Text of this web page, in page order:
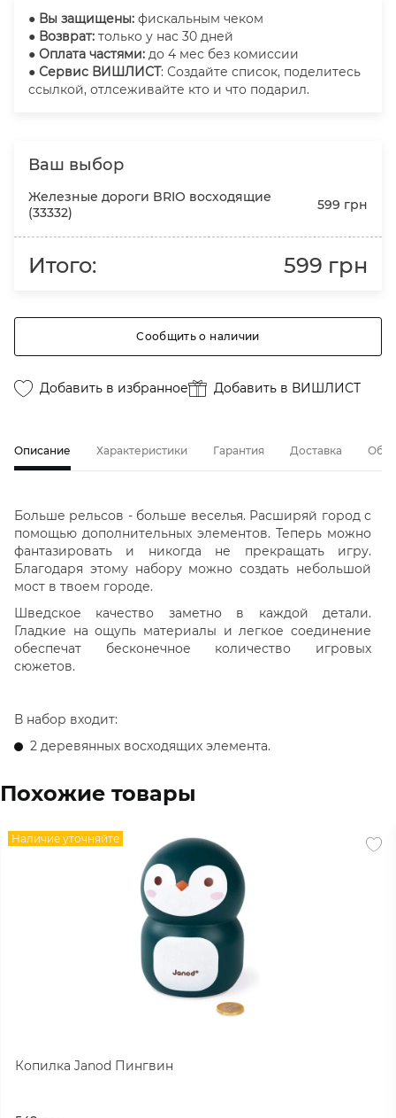
● Вы защищены: фискальным чеком
● Возврат: только у нас 30 дней
● Оплата частями: до 4 мес без комиссии
● Сервис ВИШЛИСТ: Создайте список, поделитесь
ссылкой, отлсеживайте кто и что подарил.
Ваш выбор
Железные дороги BRIO восходящие
(33332)
599 грн
Итого: 599 грн
Сообщить о наличии
Добавить в избранное Добавить в ВИШЛИСТ
Описание Характеристики Гарантия Доставка
Больше рельсов - больше веселья. Расширяй город с
помощью дополнительных элементов. Теперь можно
фантазировать и никогда не прекращать игру.
Благодаря этому набору можно создать небольшой
мост в твоем городе.
Шведское качество заметно в каждой детали.
Гладкие на ощупь материалы и легкое соединение
обеспечат бесконечное количество игровых
сюжетов.
В набор входит:
2 деревянных восходящих элемента.
Похожие товары
Наличие уточняйте
Копилка Janod Пингвин